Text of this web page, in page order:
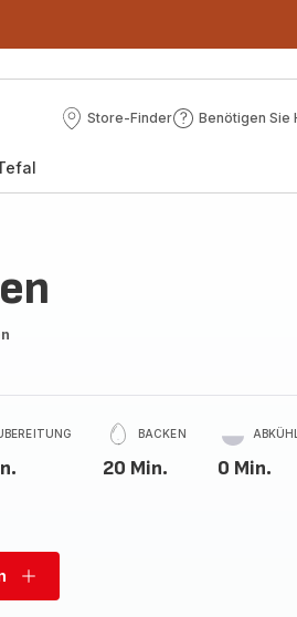
Store-Finder
Store-
Benötigen Sie
Benötigen
BACKEN
20 Min. 0 Min.
Personen